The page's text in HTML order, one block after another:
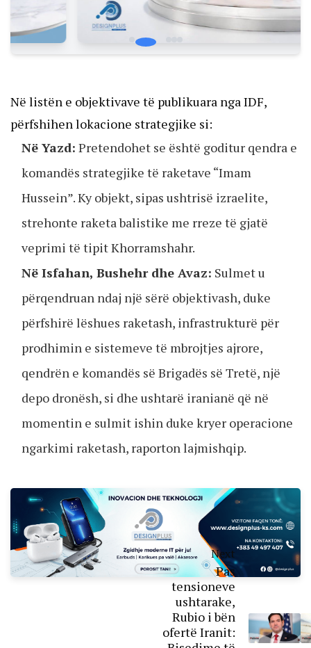
Në listën e objektivave të publikuara nga IDF,
përfshihen lokacione strategjike si:
Në Yazd: Pretendohet se është goditur qendra e
komandës strategjike të raketave “Imam
Hussein”. Ky objekt, sipas ushtrisë izraelite,
strehonte raketa balistike me rreze të gjatë
veprimi të tipit Khorramshahr.
Në Isfahan, Bushehr dhe Avaz: Sulmet u
përqendruan ndaj një sërë objektivash, duke
përfshirë lëshues raketash, infrastrukturë për
prodhimin e sistemeve të mbrojtjes ajrore,
qendrën e komandës së Brigadës së Tretë, një
depo dronësh, si dhe ushtarë iranianë që në
momentin e sulmit ishin duke kryer operacione
ngarkimi raketash, raporton lajmishqip.
Next
Pas
tensioneve
ushtarake,
Rubio i bën
ofertë Iranit: